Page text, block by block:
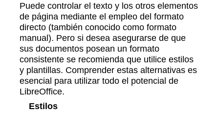
Puede controlar el texto y los otros elementos
de página mediante el empleo del formato
directo (también conocido como formato
manual). Pero si desea asegurarse de que
sus documentos posean un formato
consistente se recomienda que utilice estilos
y plantillas. Comprender estas alternativas es
esencial para utilizar todo el potencial de
LibreOffice.
Estilos